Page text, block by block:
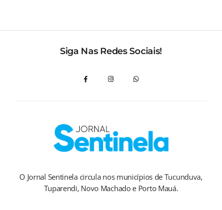
Siga Nas Redes Sociais!
O Jornal Sentinela circula nos municípios de Tucunduva,
Tuparendi, Novo Machado e Porto Mauá.